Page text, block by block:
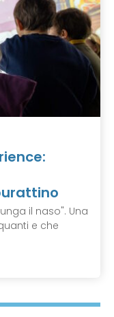
il naso". Una
e che